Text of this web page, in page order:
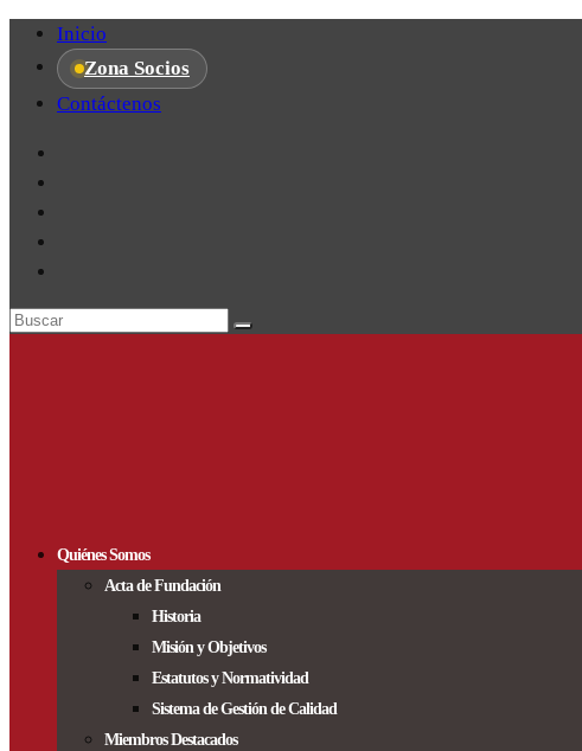
Inicio
Zona Socios
Contáctenos
Quiénes Somos
Acta de Fundación
Historia
Misión y Objetivos
Estatutos y Normatividad
Sistema de Gestión de Calidad
Miembros Destacados